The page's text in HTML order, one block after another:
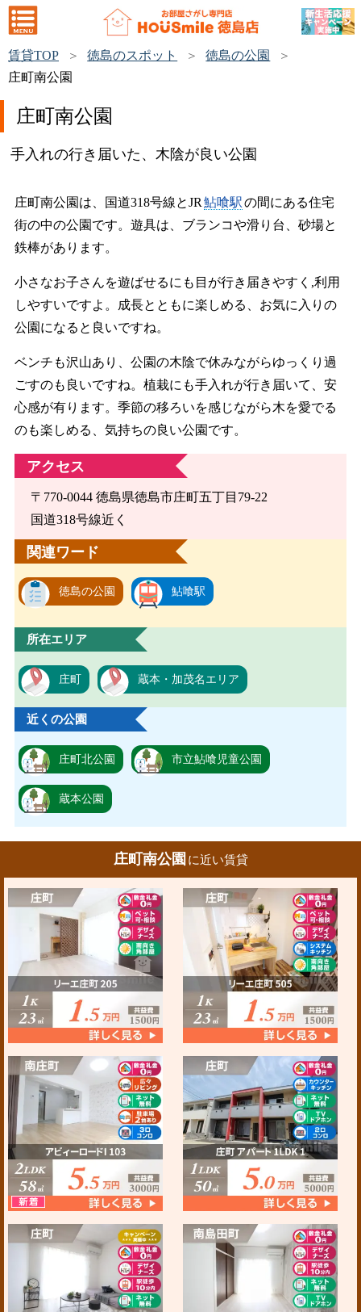
賃貸TOP 徳島のスポット
徳島の公園
庄町南公園
庄町南公園
手入れの行き届いた、木陰が良い公園
庄町南公園は、国道318号線とJR 鮎喰駅の間にある住宅
街の中の公園です。遊具は、ブランコや滑り台、砂場と
鉄棒があります。
小さなお子さんを遊ばせるにも目が行き届きやすく,利用
しやすいですよ。成長とともに楽しめる、お気に入りの
公園になると良いですね。
ベンチも沢山あり、公園の木陰で休みながらゆっくり過
ごすのも良いですね。植栽にも手入れが行き届いて、安
心感が有ります。季節の移ろいを感じながら木を愛でる
のも楽しめる、気持ちの良い公園です。
アクセス
〒770-0044 徳島県徳島市庄町五丁目79-22
国道318号線近く
関連ワード
徳島の公園 鮎喰駅
所在エリア
庄町 蔵本・加茂名エリア
近くの公園
庄町北公園 市立鮎喰児童公園
蔵本公園
庄町南公園 に近い賃貸